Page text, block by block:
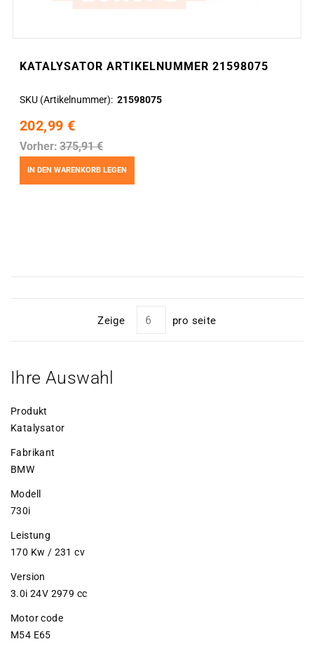
KATALYSATOR ARTIKELNUMMER 21598075
SKU (Artikelnummer) 21598075
202,99 €
Vorher: 375,91 €
IN DEN WARENKORB LEGEN
Zeige pro seite
Ihre Auswahl
Produkt
Katalysator
Fabrikant
BMW
Modell
730i
Leistung
170 Kw / 231 cv
Version
3.0i 24V 2979 cc
Motor code
M54 E65